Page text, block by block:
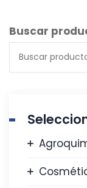
Buscar